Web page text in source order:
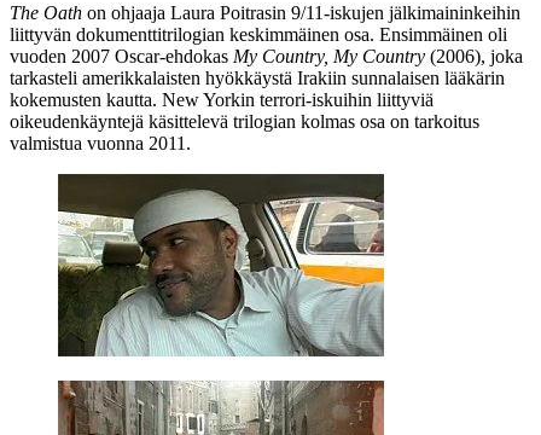
The Oath on ohjaaja Laura Poitrasin 9/11-iskujen jälkimaininkeihin
liittyvän dokumenttitrilogian keskimmäinen osa. Ensimmäinen oli
vuoden 2007 Oscar-ehdokas My Country, My Country (2006), joka
tarkasteli amerikkalaisten hyökkäystä Irakiin sunnalaisen lääkärin
kokemusten kautta. New Yorkin terrori-iskuihin liittyviä
oikeudenkäyntejä käsittelevä trilogian kolmas osa on tarkoitus
valmistua vuonna 2011.